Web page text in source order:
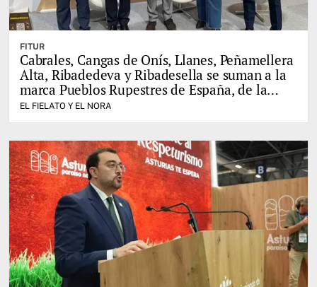
FITUR
Cabrales, Cangas de Onís, Llanes, Peñamellera
Alta, Ribadedeva y Ribadesella se suman a la
marca Pueblos Rupestres de España, de la
mano del Leader del Oriente de Asturias
EL FIELATO Y EL NORA